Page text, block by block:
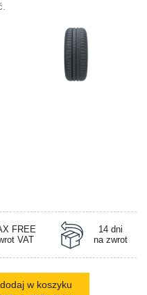
FREE
VAT
14 dni
na zwrot
w koszyku